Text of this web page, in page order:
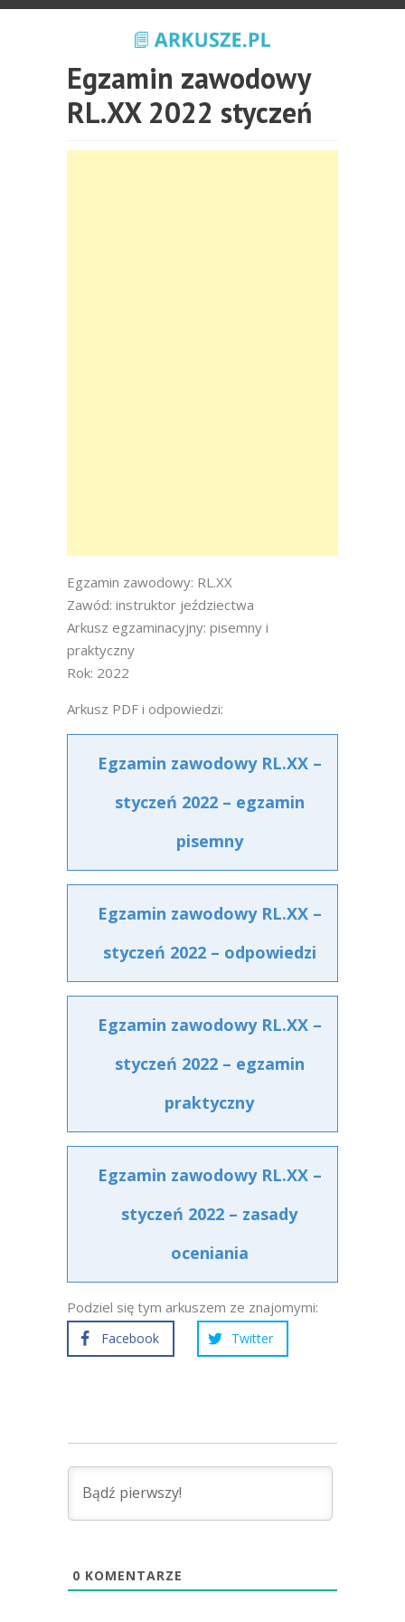
Egzamin zawodowy
RL.XX 2022 styczeń
Egzamin zawodowy: RL.XX
Zawód: instruktor jeździectwa
Arkusz egzaminacyjny: pisemny i
praktyczny
Rok: 2022
Arkusz PDF i odpowiedzi:
Egzamin zawodowy RL.XX –
styczeń 2022 – egzamin
pisemny
Egzamin zawodowy RL.XX –
styczeń 2022 – odpowiedzi
Egzamin zawodowy RL.XX –
styczeń 2022 – egzamin
praktyczny
Egzamin zawodowy RL.XX –
styczeń 2022 – zasady
oceniania
Podziel się tym arkuszem ze znajomymi:
Facebook Twitter
0 KOMENTARZE